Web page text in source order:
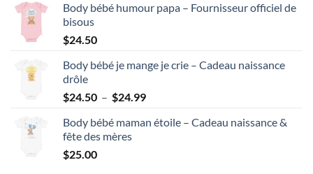
Body bébé humour papa – Fournisseur officiel de
bisous
$24.50
Body bébé je mange je crie – Cadeau naissance
drôle
$24.50 – $24.99Plage
prix :
Body bébé maman étoile – Cadeau naissance &
fête des mères
$25.00